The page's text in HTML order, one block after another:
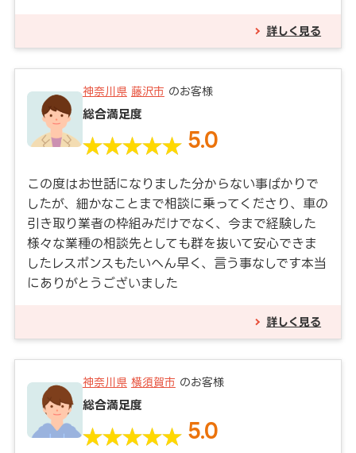
詳しく見る
神奈川県 藤沢市 のお客様
総合満足度
5.0
この度はお世話になりました分からない事ばかりで
したが、細かなことまで相談に乗ってくださり、車の
引き取り業者の枠組みだけでなく、今まで経験した
様々な業種の相談先としても群を抜いて安心できま
したレスポンスもたいへん早く、言う事なしです本当
にありがとうございました
詳しく見る
神奈川県 横須賀市 のお客様
総合満足度
5.0